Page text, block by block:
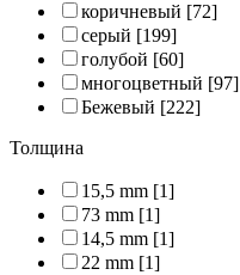
коричневый [72]
серый [199]
голубой [60]
многоцветный [97]
Бежевый [222]
Толщина
15,5 mm [1]
73 mm [1]
14,5 mm [1]
22 mm [1]